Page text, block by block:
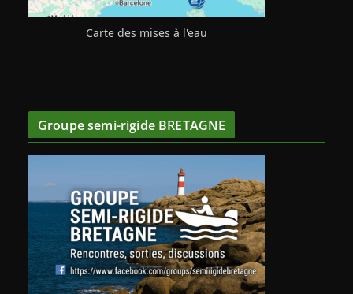
Carte des mises à l'eau
Groupe semi-rigide BRETAGNE